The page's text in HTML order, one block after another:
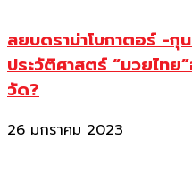
สยบดราม่าโบกาตอร์ -กุ
ประวัติศาสตร์ “มวยไทย
วัด?
26 มกราคม 2023